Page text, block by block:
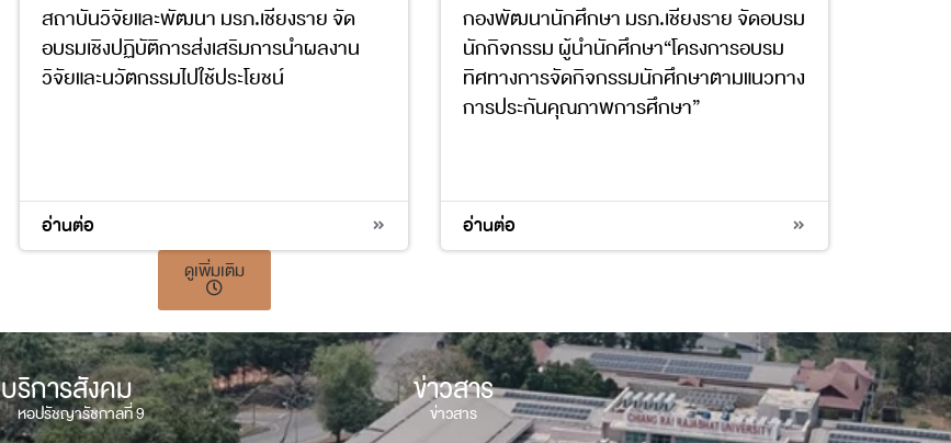
สถาบันวิจัยและพัฒนา มรภ.เชียงราย จัด
อบรมเชิงปฏิบัติการส่งเสริมการนำผลงาน
วิจัยและนวัตกรรมไปใช้ประโยชน์
อ่านต่อ
กองพัฒนานักศึกษา มรภ.เชียงราย จัดอบรม
นักกิจกรรม ผู้นำนักศึกษา“โครงการอบรม
ทิศทางการจัดกิจกรรมนักศึกษาตามแนวทาง
การประกันคุณภาพการศึกษา”
อ่านต่อ
ดูเพิ่มเติม
บริการสังคม
หอปรัชญารัชกาลที่ 9
ข่าวสาร
ข่าวสาร